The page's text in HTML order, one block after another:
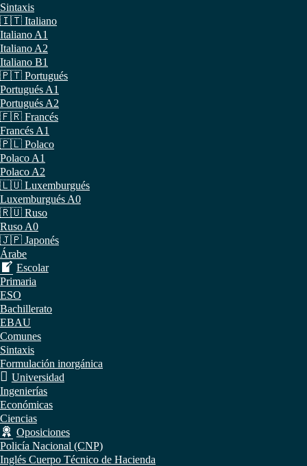
Sintaxis
🇮🇹 Italiano
Italiano A1
Italiano A2
Italiano B1
🇵🇹 Portugués
Portugués A1
Portugués A2
🇫🇷 Francés
Francés A1
🇵🇱 Polaco
Polaco A1
Polaco A2
🇱🇺 Luxemburgués
Luxemburgués A0
🇷🇺 Ruso
Ruso A0
🇯🇵 Japonés
Árabe
Escolar
Primaria
ESO
Bachillerato
EBAU
Comunes
Sintaxis
Formulación inorgánica
Universidad
Ingenierías
Económicas
Ciencias
Oposiciones
Policía Nacional (CNP)
Inglés Cuerpo Técnico de Hacienda